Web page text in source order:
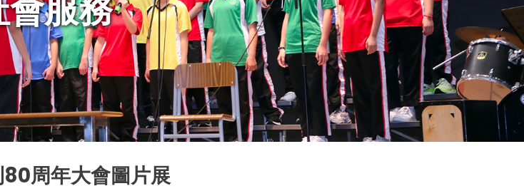
會服務
周年大會圖片展